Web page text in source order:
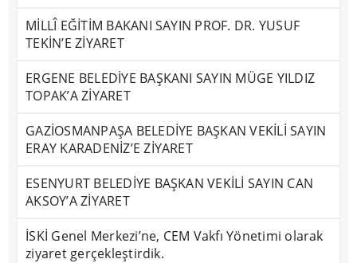
MİLLÎ EĞİTİM BAKANI SAYIN PROF. DR. YUSUF
TEKİN’E ZİYARET
ERGENE BELEDİYE BAŞKANI SAYIN MÜGE YILDIZ
TOPAK’A ZİYARET
GAZİOSMANPAŞA BELEDİYE BAŞKAN VEKİLİ SAYIN
ERAY KARADENİZ’E ZİYARET
ESENYURT BELEDİYE BAŞKAN VEKİLİ SAYIN CAN
AKSOY’A ZİYARET
İSKİ Genel Merkezi’ne, CEM Vakfı Yönetimi olarak
ziyaret gerçekleştirdik.